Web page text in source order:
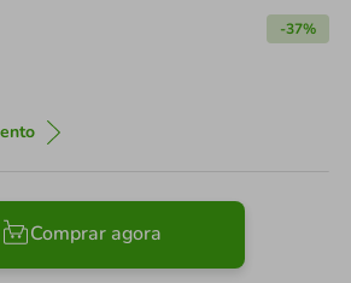
-37%
Comprar agora